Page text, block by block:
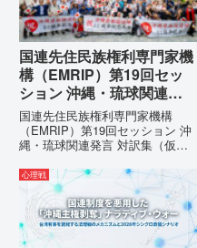
国連先住民族権利専門家機
構（EMRIP）第19回セッ
ション 沖縄・琉球関連発
言 対訳集（仮訳）
国連先住民族権利専門家機構
（EMRIP）第19回セッション 沖
縄・琉球関連発言 対訳集（仮
（EMRIP）の各会合において行
われた、沖縄・琉球の先住民族指
定、PFAS（有機フッ素化合物）
問題、米軍基地、伝統文化（...
心理戦